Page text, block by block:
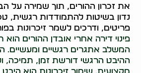
את זכרון ההורים, תוך שמירה על
נדון בשיטות להתמודדות רגשית,
פריטים, ודרכים לשמר זיכרונות
פינוי דירה אחרי אובדן ההורים
המשלב אתגרים רגשיים ומעשיים.
ההיבט הרגשי דורשת זמן, תמיכה,
מקצועית. שימור זיכרונות הוא היבט